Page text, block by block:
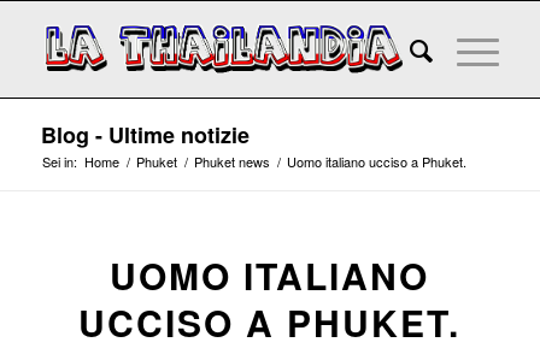
Blog - Ultime notizie
Sei in: Home / Phuket / Phuket news / Uomo italiano ucciso a Phuket.
UOMO ITALIANO
UCCISO A PHUKET.